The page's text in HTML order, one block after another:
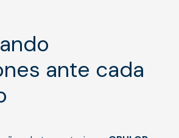
ante cada